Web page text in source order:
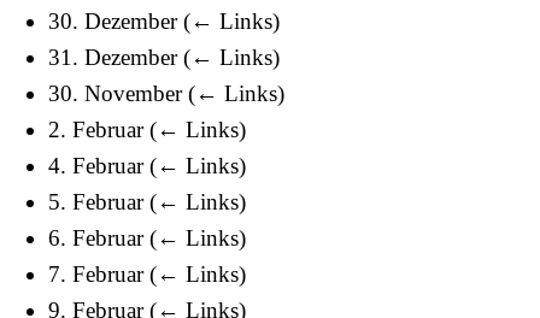
30. Dezember (← Links)
31. Dezember (← Links)
30. November (← Links)
2. Februar (← Links)
4. Februar (← Links)
5. Februar (← Links)
6. Februar (← Links)
7. Februar (← Links)
9. Februar (← Links)